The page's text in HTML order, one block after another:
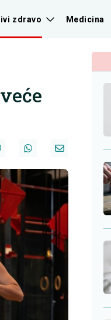
zdravo Medicina